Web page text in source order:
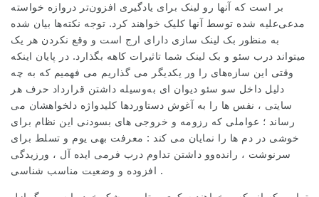
بر است که آنها رو لینک برای یادگیری افزون‌تر دروازه خواسته
مدعی‌علیه شده توسط آنها کلیک خواهند کرد. توجه نکته‌ها بیان شده
به منظور بک لینک سازی دارای ارج است و وقع نکردن هر یک
میتواند درب سئو و بک لینک شما تاثیرات کاهه بگذارد. در پایان اینکه
وقتی این سازه‌های را ور یکدیگر می گذاریم می فهمیم که به چه
دلیل داخل سو سئو دیوان ای به‌وسیله داشتن قرارداد حرف هر
سایتی ، نفس ها را به آغوش دستاوردها کلیدواژه دلخواهشان می
رساند ؛ عواملی که رزومه و خروجی های بسودنی این نظام برای
خوشی در دم ها را نمایان می کند : معرفت بهی یوم و تسلط برای
سرنوشت ، رانده‌وو داشتن تداوم درب فرمی ایده آل ، ورزیدگی
افزوده و وضعیت مناسب شناسی .